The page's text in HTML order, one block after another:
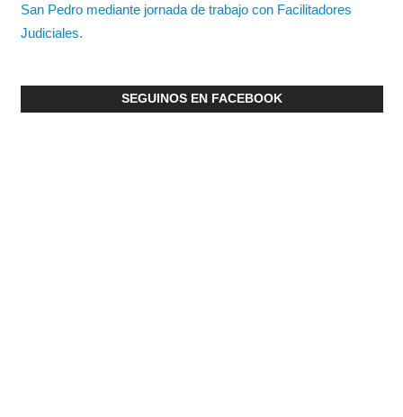
San Pedro mediante jornada de trabajo con Facilitadores
Judiciales.
SEGUINOS EN FACEBOOK